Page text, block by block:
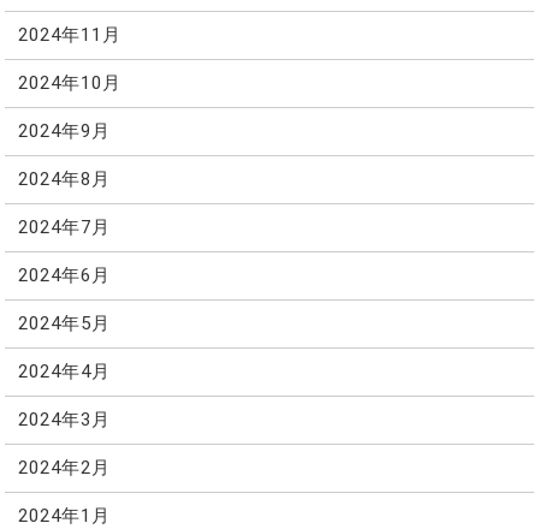
2024年11月
2024年10月
2024年9月
2024年8月
2024年7月
2024年6月
2024年5月
2024年4月
2024年3月
2024年2月
2024年1月